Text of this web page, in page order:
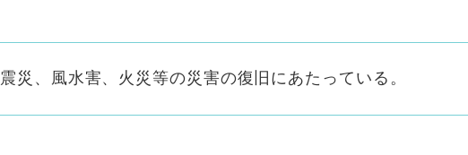
震災、風水害、火災等の災害の復旧にあたっている。